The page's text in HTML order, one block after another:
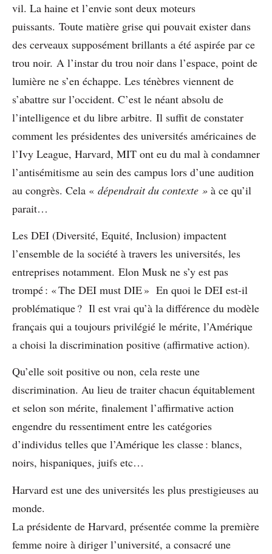
vil. La haine et l’envie sont deux moteurs
puissants. Toute matière grise qui pouvait exister dans
des cerveaux supposément brillants a été aspirée par ce
trou noir. A l’instar du trou noir dans l’espace, point de
lumière ne s’en échappe. Les ténèbres viennent de
s’abattre sur l’occident. C’est le néant absolu de
l’intelligence et du libre arbitre. Il suffit de constater
comment les présidentes des universités américaines de
l’Ivy League, Harvard, MIT ont eu du mal à condamner
l’antisémitisme au sein des campus lors d’une audition
au congrès. Cela « dépendrait du contexte » à ce qu’il
parait…
Les DEI (Diversité, Equité, Inclusion) impactent
l’ensemble de la société à travers les universités, les
entreprises notamment. Elon Musk ne s’y est pas
trompé : « The DEI must DIE » En quoi le DEI est-il
problématique ? Il est vrai qu’à la différence du modèle
français qui a toujours privilégié le mérite, l’Amérique
a choisi la discrimination positive (affirmative action).
Qu’elle soit positive ou non, cela reste une
discrimination. Au lieu de traiter chacun équitablement
et selon son mérite, finalement l’affirmative action
engendre du ressentiment entre les catégories
d’individus telles que l’Amérique les classe : blancs,
noirs, hispaniques, juifs etc…
Harvard est une des universités les plus prestigieuses au
monde.
La présidente de Harvard, présentée comme la première
femme noire à diriger l’université, a consacré une